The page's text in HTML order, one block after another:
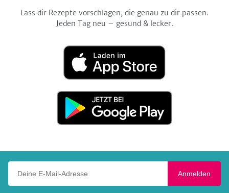
Lass dir Rezepte vorschlagen, die genau zu dir passen.
Jeden Tag neu – gesund & lecker.
Laden
im
App
Jetzt
Google
Anmelden